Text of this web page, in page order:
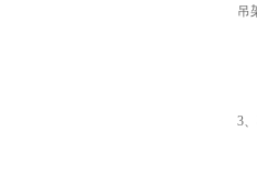
吊
3